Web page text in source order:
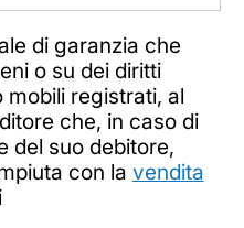
di garanzia che
o su dei diritti
mobili registrati, al
che, in caso di
del suo debitore,
con la vendita